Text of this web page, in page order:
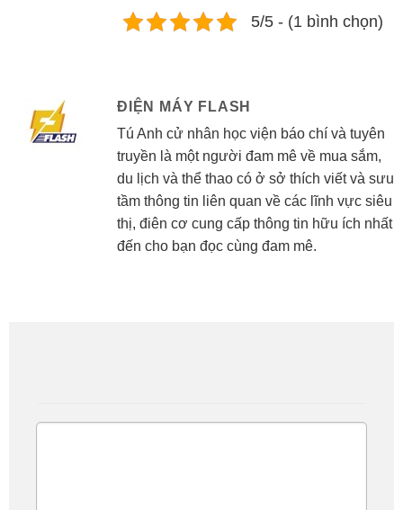
5/5 - (1 bình chọn)
ĐIỆN MÁY FLASH
Tú Anh cử nhân học viện báo chí và tuyên
truyền là một người đam mê về mua sắm,
du lịch và thể thao có ở sở thích viết và sưu
tầm thông tin liên quan về các lĩnh vực siêu
thị, điên cơ cung cấp thông tin hữu ích nhất
đến cho bạn đọc cùng đam mê.